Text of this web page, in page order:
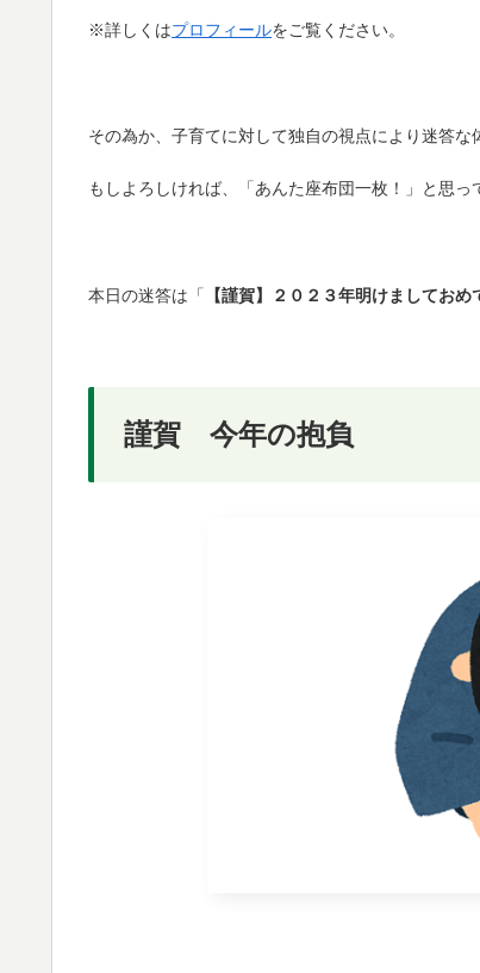
※詳しくはプロフィールをご覧ください。
その為か、子育てに対して独自の視点により迷答
もしよろしければ、「あんた座布団一枚！」と思
本日の迷答は「 【謹賀】２０２３年明けましておめ
謹賀 今年の抱負